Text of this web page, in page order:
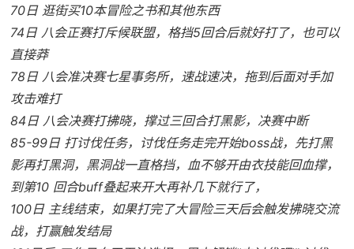
70日 逛街买10本冒险之书和其他东西
74日 八会正赛打斥候联盟，格挡5回合后就好打了，也可以
直接莽
78日 八会准决赛七星事务所，速战速决，拖到后面对手加
攻击难打
84日 八会决赛打拂晓，撑过三回合打黑影，决赛中断
85-99日 打讨伐任务，讨伐任务走完开始boss战，先打黑
影再打黑洞，黑洞战一直格挡，血不够开由衣技能回血撑，
到第10 回合buff叠起来开大再补几下就行了，
100日 主线结束，如果打完了大冒险三天后会触发拂晓交流
战，打赢触发结局